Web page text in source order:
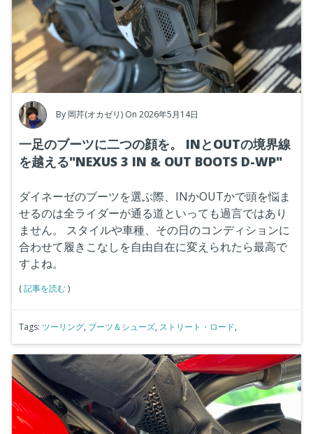
By 岡芹(オカゼリ) On 2026年5月14日
一足のブーツに二つの顔を。 INとOUTの境界線
を越える"NEXUS 3 IN & OUT BOOTS D-WP"
ダイネーゼのブーツを選ぶ際、INかOUTかで頭を悩ま
せるのは全ライダーが通る道といっても過言ではあり
ません。
スタイルや車種、その日のコンディションに
合わせて履きこなしを自由自在に変えられたら最高で
すよね。
(記事を読む)
Tags: ツーリング, ブーツ＆シューズ, ストリート・ロード,